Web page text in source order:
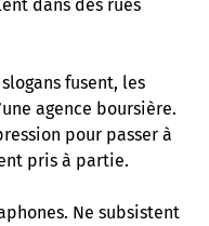
dans des rues
fusent, les
agence boursière.
pour passer à
pris à partie.
Ne subsistent